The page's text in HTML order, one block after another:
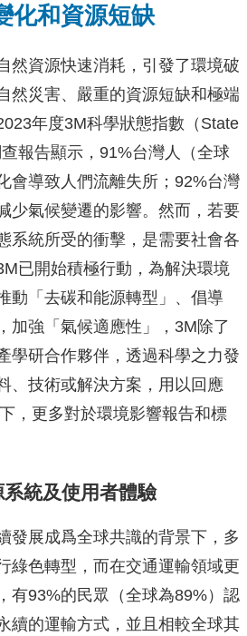
化和資源短缺
然資源快速消耗，引發了環境破
然災害、嚴重的資源短缺和極端
年度3M科學狀態指數（State
報告顯示，91%台灣人（全球
會導致人們流離失所；92%台灣
少氣候變遷的影響。然而，若要
系統所受的衝擊，是需要社會各
已開始積極行動，為解決環境
動「去碳和能源轉型」、倡導
加強「氣候適應性」，3M除了
學研合作夥伴，透過科學之力發
、技術或解決方案，用以回應
，更多對於環境影響報告和標
系統及使用者體驗
發展成爲全球共識的背景下，多
綠色轉型，而在交通運輸領域更
有93%的民眾（全球為89%）認
續的運輸方式，並且相較全球其